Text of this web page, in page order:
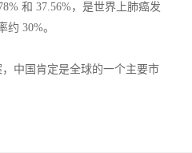
和 37.56%，是世界上肺癌发
30%。
中国肯定是全球的一个主要市